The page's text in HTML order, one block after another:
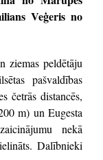
Veģeris no
ziemas peldētāju
pašvaldības
četrās distancēs,
m) un Eugesta
nekā
Dalībnieki